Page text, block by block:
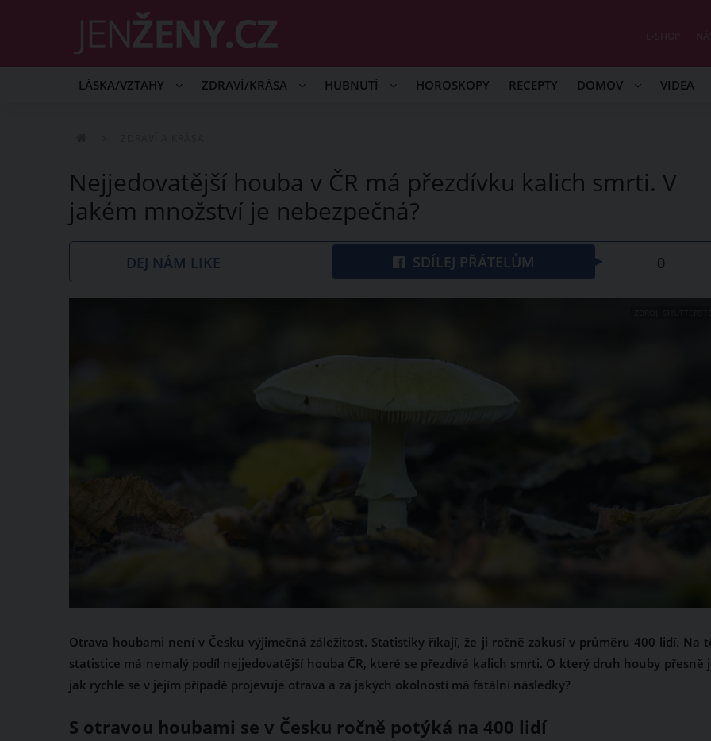
LÁSKA/VZTAHY ZDRAVÍ/KRÁSA HUBNUTÍ HOROSKOPY RECEPTY DOMOV VIDEA
Nejjedovatější houba v ČR má přezdívku kalich smrti. V
jakém množství je nebezpečná?
DEJ NÁM LIKE SDÍLEJ PŘÁTELŮM 0
Otrava houbami není v Česku výjimečná záležitost. Statistiky říkají, že ji ročně zakusí v průměru 400 lidí. Na
statistice má nemalý podíl nejjedovatější houba ČR, které se přezdívá kalich smrti. O který druh houby přesně
jak rychle se v jejím případě projevuje otrava a za jakých okolností má fatální následky?
S otravou houbami se v Česku ročně potýká na 400 lidí